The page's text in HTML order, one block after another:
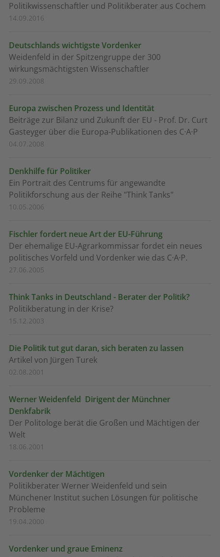
Politikwissenschaftler und Politikberater aus Cochem
14.09.2016
Deutschlands wichtigste Vordenker
Weidenfeld in der Spitzengruppe der 300
wirkungsmächtigsten Wissenschaftler
29.09.2008
Europa zwischen Prozess und Identität
Beiträge zur Bilanz und Zukunft der EU - Prof. Dr. Curt
Gasteyger über die Europa-Publikationen des C·A·P
04.07.2008
Denkhilfe für Politiker
Ein Portrait des Centrums für angewandte
Politikforschung aus der Reihe "Think Tanks"
10.05.2006
Fischler fordert neue Art der EU-Führung
Der ehemalige EU-Agrarkommissar fordet ein neues
politisches Vorfeld und Vordenker wie das C·A·P.
27.06.2005
Think Tanks in Deutschland - Berater der Politik?
Politikberatung in der Krise?
15.12.2003
Die Politik tut gut daran, sich beraten zu lassen
Artikel von Jürgen Turek
02.08.2001
Werner Weidenfeld  Dirigent der Münchner
Denkfabrik
Der Politologe berät die Großen und Mächtigen der
Welt
18.06.2001
Vordenker der Mächtigen
Politikberater Werner Weidenfeld und sein
Münchener Institut suchen Lösungen für politische
Probleme
19.04.2000
Vordenker und graue Eminenz